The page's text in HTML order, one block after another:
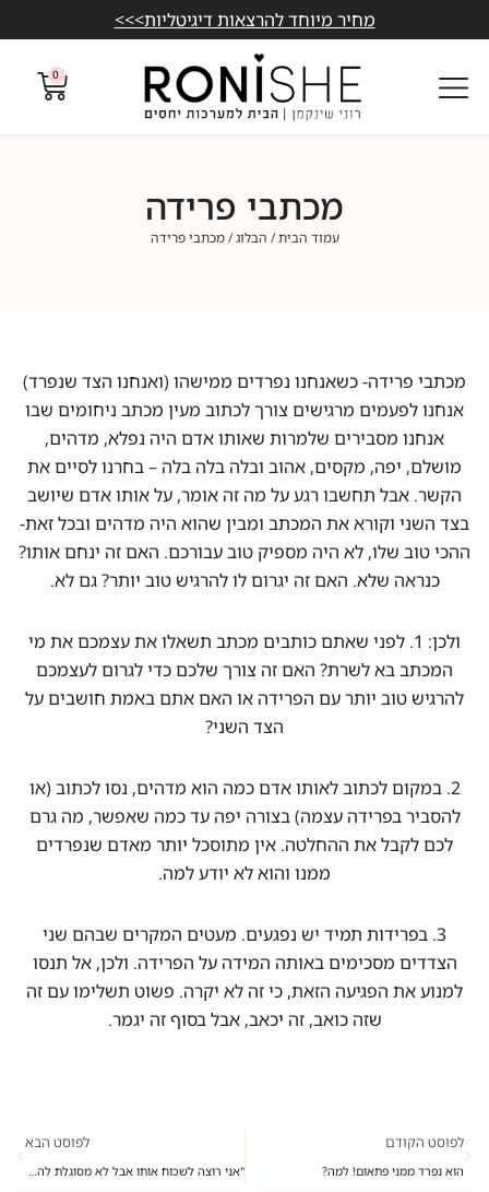
מחיר מיוחד להרצאות דיגיטליות>>>
0
מכתבי פרידה
עמוד הבית/ הבלוג/ מכתבי פרידה
מכתבי פרידה- כשאנחנו נפרדים ממישהו (ואנחנו הצד שנפרד)
אנחנו לפעמים מרגישים צורך לכתוב מעין מכתב ניחומים שבו
אנחנו מסבירים שלמרות שאותו אדם היה נפלא, מדהים,
מושלם, יפה, מקסים, אהוב ובלה בלה בלה – בחרנו לסיים את
הקשר. אבל תחשבו רגע על מה זה אומר, על אותו אדם שיושב
בצד השני וקורא את המכתב ומבין שהוא היה מדהים ובכל זאת-
ההכי טוב שלו, לא היה מספיק טוב עבורכם. האם זה ינחם אותו?
כנראה שלא. האם זה יגרום לו להרגיש טוב יותר? גם לא.
ולכן: 1. לפני שאתם כותבים מכתב תשאלו את עצמכם את מי
המכתב בא לשרת? האם זה צורך שלכם כדי לגרום לעצמכם
להרגיש טוב יותר עם הפרידה או האם אתם באמת חושבים על
הצד השני?
2. במקום לכתוב לאותו אדם כמה הוא מדהים, נסו לכתוב (או
להסביר בפרידה עצמה) בצורה יפה עד כמה שאפשר, מה גרם
לכם לקבל את ההחלטה. אין מתוסכל יותר מאדם שנפרדים
ממנו והוא לא יודע למה.
3. בפרידות תמיד יש נפגעים. מעטים המקרים שבהם שני
הצדדים מסכימים באותה המידה על הפרידה. ולכן, אל תנסו
למנוע את הפגיעה הזאת, כי זה לא יקרה. פשוט תשלימו עם זה
שזה כואב, זה יכאב, אבל בסוף זה יגמר.
לפוסט הקודם
הוא נפרד ממני פתאום! למה?
לפוסט הבא
"אני רוצה לשכוח אותו אבל לא מסוגלת להפסיק לבדוק מה איתו"